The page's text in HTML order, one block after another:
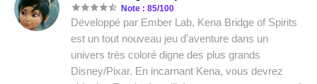
Note : 85/100
Développé par Ember Lab, Kena Bridge of Spirits
est un tout nouveau jeu d'aventure dans un
univers très coloré digne des plus grands
Disney/Pixar. En incarnant Kena, vous devrez